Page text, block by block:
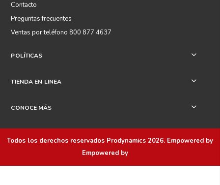
Contacto
Preguntas frecuentes
Ventas por teléfono 800 877 4637
POLÍTICAS +
TIENDA EN LINEA +
CONOCE MÁS +
Todos los derechos reservados Prodynamics 2026. Empowered by
Empowered by